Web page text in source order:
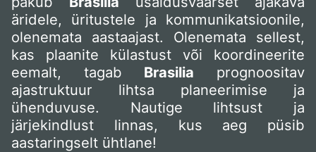
äridele, üritustele ja kommunikatsioonile,
olenemata aastaajast. Olenemata sellest,
kas plaanite külastust või koordineerite
eemalt, tagab Brasilia prognoositav
ajastruktuur lihtsa planeerimise ja
ühenduvuse. Nautige lihtsust ja
järjekindlust linnas, kus aeg püsib
aastaringselt ühtlane!